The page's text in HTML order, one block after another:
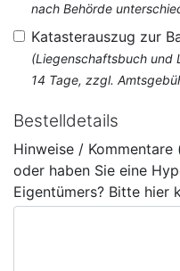
nach Behörde
Katasterauszug zur
(Liegenschaftsbuch und
14 Tage, zzgl.
Bestelldetails
Hinweise /
oder haben Sie eine
Eigentümers? Bitte hier